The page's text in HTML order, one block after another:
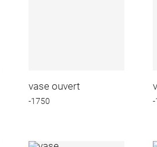
vase ouvert
-1750